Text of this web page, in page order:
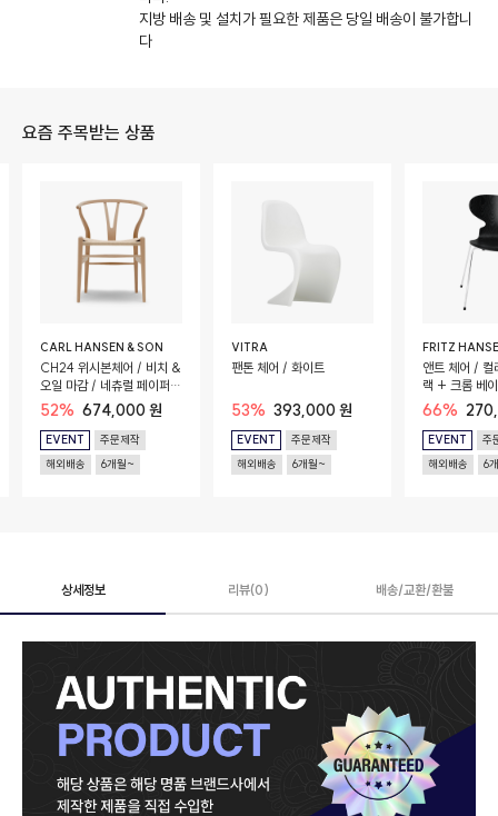
지방 배송 및 설치가 필요한 제품은 당일 배송이 불가합니
다
요즘 주목받는 상품
CARL HANSEN & SON
CH24 위시본체어 / 비치 &
오일 마감 / 네츄럴 페이퍼
코드 시트
52% 674,000 원
EVENT
주문제작
해외배송
6개월~
VITRA
팬톤 체어 / 화이트
53% 393,000 원
EVENT
주문제작
해외배송
6개월~
FRITZ
앤트 체어 /
랙 + 크롬 베
66%
EVENT
주
해외배송
6
상세정보 리뷰(0) 배송/교환/환불